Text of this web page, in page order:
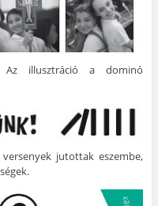
illusztráció a dominó
jutottak eszembe,